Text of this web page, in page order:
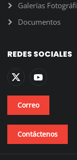
Galerías
Documentos
REDES SOCIALES
Correo
Contáctenos